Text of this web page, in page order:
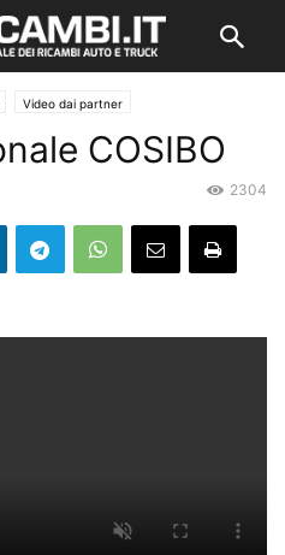
Video dai partner
COSIBO
2304